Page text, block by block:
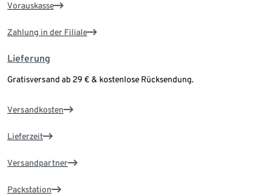
Vorauskasse
Zahlung in der Filiale
Lieferung
Gratisversand ab 29 € & kostenlose Rücksendung.
Versandkosten
Lieferzeit
Versandpartner
Packstation